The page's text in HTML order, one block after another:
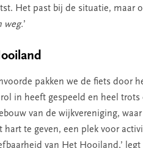
Het past bij de situatie, maar
weg.’
pakken we de fiets door
in heeft gespeeld en heel
van de wijkvereniging,
hart te geven, een plek voor
van Het Hooiland,’